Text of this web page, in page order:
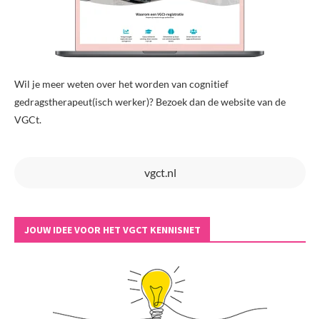
Wil je meer weten over het worden van cognitief
gedragstherapeut(isch werker)? Bezoek dan de website van de
VGCt.
vgct.nl
JOUW IDEE VOOR HET VGCT KENNISNET